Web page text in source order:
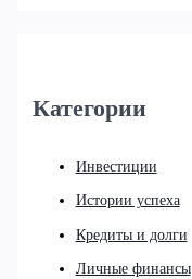
Категории
Инвестиции
Истории успеха
Кредиты и долги
Личные финансы